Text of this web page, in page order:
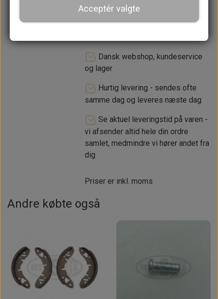
LÆG I KURV
Dansk webshop, kundeservice
og lager
Hurtig levering - sendes ofte
samme dag og leveres næste dag
Se aktuel leveringstid på varen -
vi afsender altid hele din ordre
samlet, medmindre vi hører andet fra
dig
Priser er inkl. moms
Andre købte også
Acceptér valgte